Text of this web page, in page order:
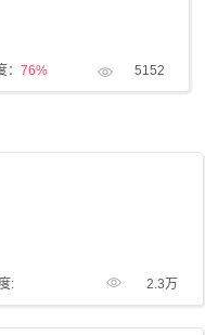
76% 5152
: 2.3万